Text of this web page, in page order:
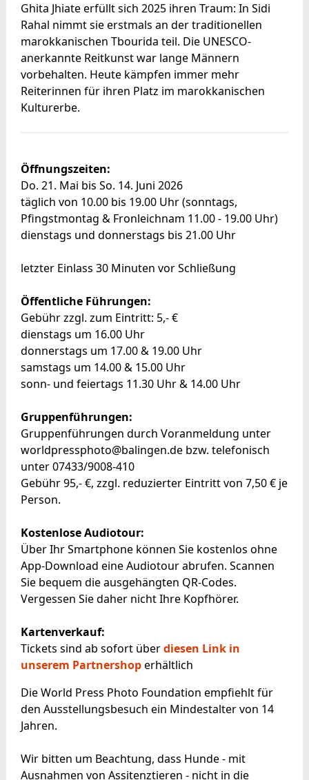
Ghita Jhiate erfüllt sich 2025 ihren Traum: In Sidi
Rahal nimmt sie erstmals an der traditionellen
marokkanischen Tbourida teil. Die UNESCO-
anerkannte Reitkunst war lange Männern
vorbehalten. Heute kämpfen immer mehr
Reiterinnen für ihren Platz im marokkanischen
Kulturerbe.
Öffnungszeiten:
Do. 21. Mai bis So. 14. Juni 2026
täglich von 10.00 bis 19.00 Uhr (sonntags,
Pfingstmontag & Fronleichnam 11.00 - 19.00 Uhr)
dienstags und donnerstags bis 21.00 Uhr
letzter Einlass 30 Minuten vor Schließung
Öffentliche Führungen:
Gebühr zzgl. zum Eintritt: 5,- €
dienstags um 16.00 Uhr
donnerstags um 17.00 & 19.00 Uhr
samstags um 14.00 & 15.00 Uhr
sonn- und feiertags 11.30 Uhr & 14.00 Uhr
Gruppenführungen:
Gruppenführungen durch Voranmeldung unter
worldpressphoto@balingen.de bzw. telefonisch
unter 07433/9008-410
Gebühr 95,- €, zzgl. reduzierter Eintritt von 7,50 € je
Person.
Kostenlose Audiotour:
Über Ihr Smartphone können Sie kostenlos ohne
App-Download eine Audiotour abrufen. Scannen
Sie bequem die ausgehängten QR-Codes.
Vergessen Sie daher nicht Ihre Kopfhörer.
Kartenverkauf:
Tickets sind ab sofort überdiesen Link in
unserem Partnershoperhältlich
Die World Press Photo Foundation empfiehlt für
den Ausstellungsbesuch ein Mindestalter von 14
Jahren.
Wir bitten um Beachtung, dass Hunde - mit
Ausnahmen von Assitenztieren - nicht in die